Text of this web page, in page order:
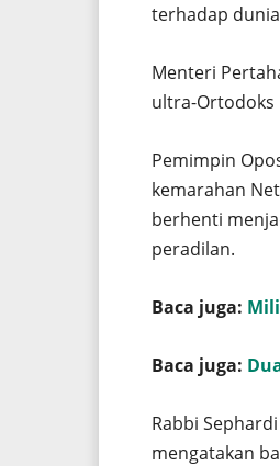
terhadap
Menteri
ultra-Ortodoks
Pemimpin
kemarahan
berhenti
peradilan.
Baca juga:
Baca juga:
Rabbi
mengatakan